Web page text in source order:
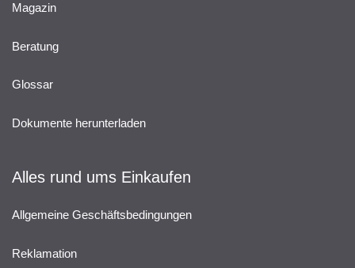
Magazin
Beratung
Glossar
Dokumente herunterladen
Alles rund ums Einkaufen
Allgemeine Geschäftsbedingungen
Reklamation